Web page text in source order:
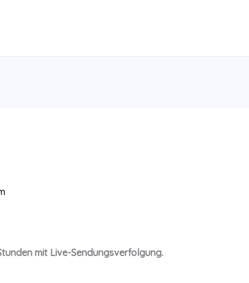
mit Live-Sendungsverfolgung.